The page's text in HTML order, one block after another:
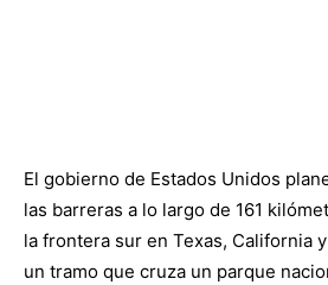
El gobierno de Estados Unidos
las barreras a lo largo de 161
la frontera sur en Texas, California
un tramo que cruza un parque